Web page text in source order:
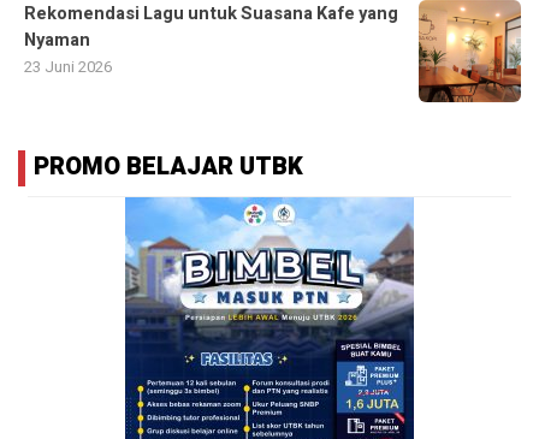
Rekomendasi Lagu untuk Suasana Kafe yang
Nyaman
23 Juni 2026
PROMO BELAJAR UTBK